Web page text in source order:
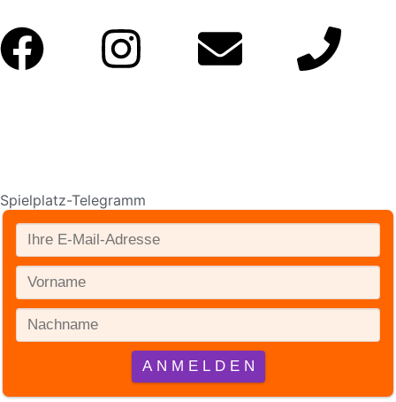
Spielplatz-Telegramm